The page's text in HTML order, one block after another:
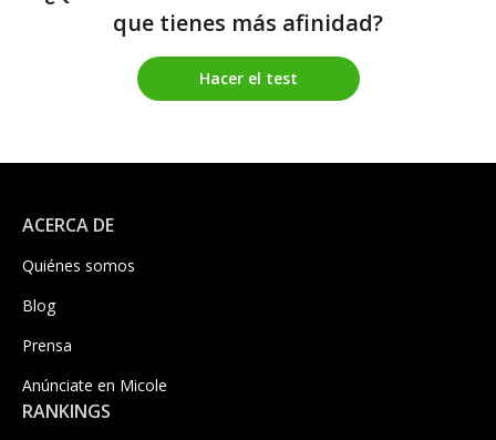
que tienes más afinidad?
Hacer el test
ACERCA DE
Quiénes somos
Blog
Prensa
Anúnciate en Micole
RANKINGS